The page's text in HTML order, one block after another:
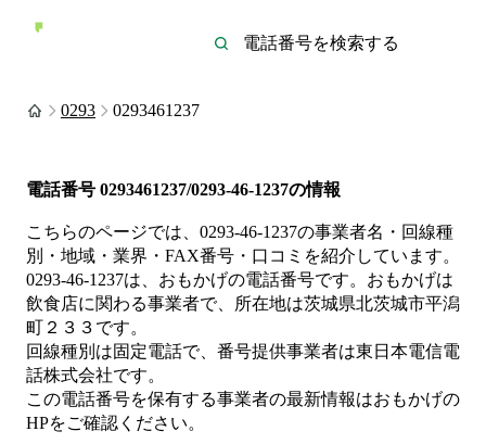
0293 0293461237
電話番号 0293461237/0293-46-1237の情報
こちらのページでは、 0293-46-1237の事業者名・回線種
別・地域・業界・FAX番号・口コミを紹介しています。
0293-46-1237は、 おもかげの電話番号です。 おもかげは
飲食店に関わる事業者で、所在地は茨城県北茨城市平潟
町２３３ です。
回線種別は固定電話で、番号提供事業者は東日本電信電
話株式会社です。
この電話番号を保有する事業者の最新情報はおもかげの
HPをご確認ください。